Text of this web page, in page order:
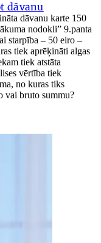
dāvanu
dāvanu karte 150
nodokli” 9.panta
starpība – 50 eiro –
tiek aprēķināti algas
tiek atstāta
vērtība tiek
no kuras tiks
vai bruto summu?